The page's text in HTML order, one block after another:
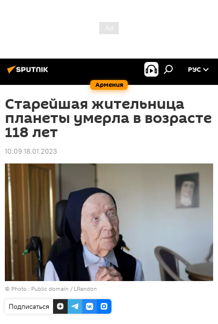
Армения
РУС
Старейшая жительница
планеты умерла в возрасте
118 лет
10:09 18.01.2023
© Photo : Public domain / LRandon
Подписаться